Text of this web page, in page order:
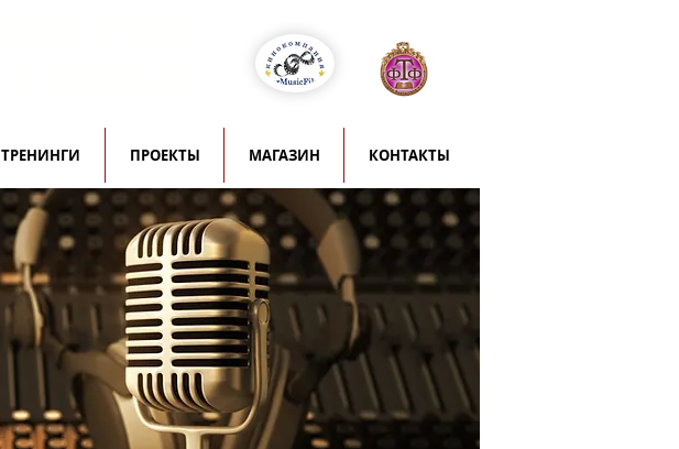
ТРЕНИНГИ ПРОЕКТЫ МАГАЗИН КОНТАКТЫ